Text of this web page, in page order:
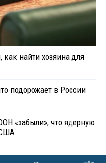
как найти хозяина для
подорожает в России
«забыли», что ядерную
США